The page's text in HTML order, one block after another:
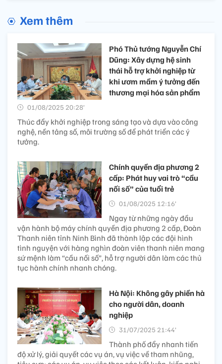
Xem thêm
Phó Thủ tướng Nguyễn Chí
Dũng: Xây dựng hệ sinh
thái hỗ trợ khởi nghiệp từ
khi ươm mầm ý tưởng đến
thương mại hóa sản phẩm
01/08/2025 20:28’
Thúc đẩy khởi nghiệp trong sáng tạo và dựa vào công
nghệ, nền tảng số, môi trường số để phát triển các ý
tưởng.
Chính quyền địa phương 2
cấp: Phát huy vai trò “cầu
nối số” của tuổi trẻ
01/08/2025 12:16’
Ngay từ những ngày đầu
vận hành bộ máy chính quyền địa phương 2 cấp, Đoàn
Thanh niên tỉnh Ninh Bình đã thành lập các đội hình
tình nguyện với hàng nghìn đoàn viên thanh niên mang
sứ mệnh làm “cầu nối số”, hỗ trợ người dân làm các thủ
tục hành chính nhanh chóng.
Hà Nội: Không gây phiền hà
cho người dân, doanh
nghiệp
31/07/2025 21:44’
Thành phố đẩy nhanh tiến
độ xử lý, giải quyết các vụ án, vụ việc về tham nhũng,